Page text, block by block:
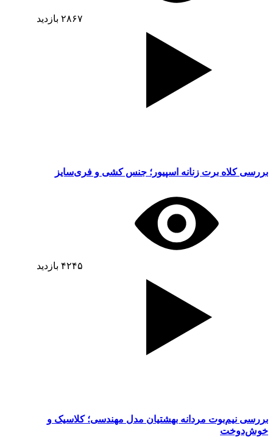
۲۸۶۷ بازدید
بررسی کلاه برت زنانه اسپیور؛ جنس کشی و فری‌سایز
۴۲۴۵ بازدید
بررسی نیم‌بوت مردانه بهشتیان مدل مهندسی؛ کلاسیک و
خوش‌دوخت